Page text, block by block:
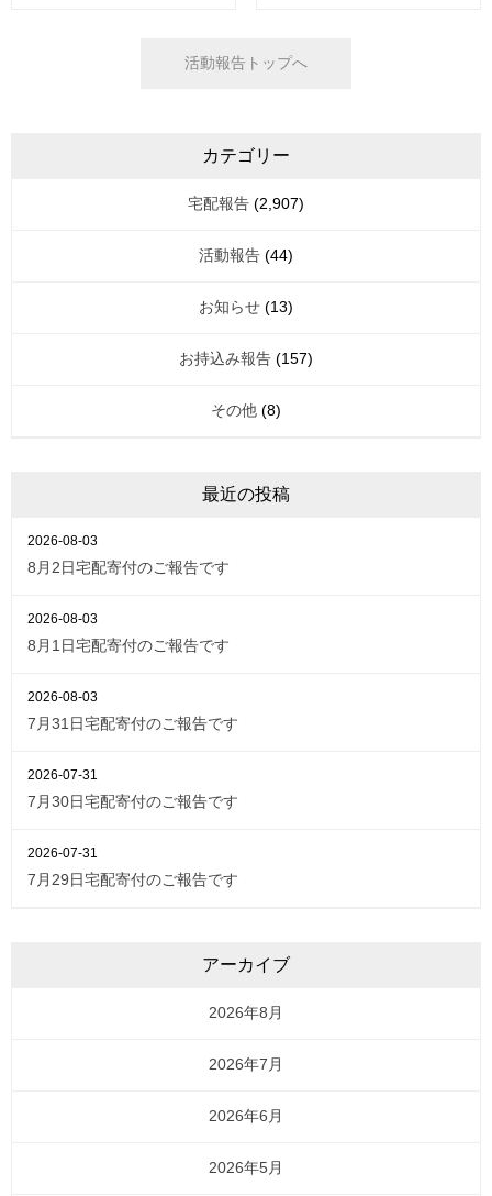
活動報告トップへ
カテゴリー
宅配報告 (2,907)
活動報告 (44)
お知らせ (13)
お持込み報告 (157)
その他 (8)
最近の投稿
8月2日宅配寄付のご報告です
2026-08-03
8月1日宅配寄付のご報告です
2026-08-03
7月31日宅配寄付のご報告です
2026-08-03
7月30日宅配寄付のご報告です
2026-07-31
7月29日宅配寄付のご報告です
2026-07-31
アーカイブ
2026年8月
2026年7月
2026年6月
2026年5月